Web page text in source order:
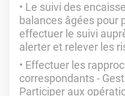
Le suivi des
balances âgées pour
effectuer le suivi
alerter et relever les
Effectuer les
correspondants -
Participer aux